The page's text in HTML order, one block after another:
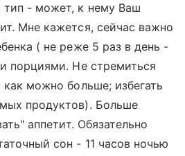
тип - может, к нему Ваш
Мне кажется, сейчас важно
( не реже 5 раз в день -
порциями. Не стремиться
как можно больше; избегать
продуктов). Больше
аппетит. Обязательно
сон - 11 часов ночью